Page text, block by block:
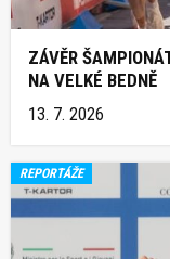
ZÁVĚR
NA VELKÉ BEDNĚ
13. 7. 2026
REPORTÁŽE